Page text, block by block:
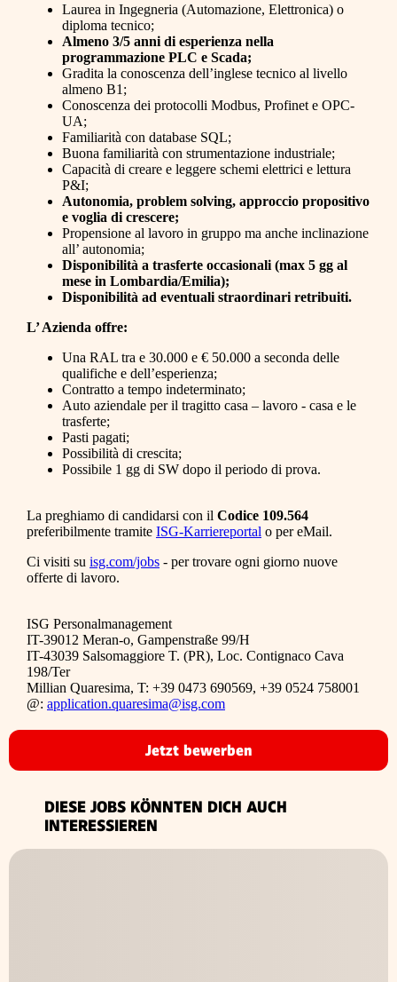
Laurea in Ingegneria (Automazione, Elettronica) o
diploma tecnico;
Almeno 3/5 anni di esperienza nella
programmazione PLC e Scada;
Gradita la conoscenza dell’inglese tecnico al livello
almeno B1;
Conoscenza dei protocolli Modbus, Profinet e OPC-
UA;
Familiarità con database SQL;
Buona familiarità con strumentazione industriale;
Capacità di creare e leggere schemi elettrici e lettura
P&I;
Autonomia, problem solving, approccio propositivo
e voglia di crescere;
Propensione al lavoro in gruppo ma anche inclinazione
all’ autonomia;
Disponibilità a trasferte occasionali (max 5 gg al
mese in Lombardia/Emilia);
Disponibilità ad eventuali straordinari retribuiti.
L’ Azienda offre:
Una RAL tra e 30.000 e € 50.000 a seconda delle
qualifiche e dell’esperienza;
Contratto a tempo indeterminato;
Auto aziendale per il tragitto casa – lavoro - casa e le
trasferte;
Pasti pagati;
Possibilità di crescita;
Possibile 1 gg di SW dopo il periodo di prova.
La preghiamo di candidarsi con il Codice 109.564
preferibilmente tramite ISG-Karriereportal o per eMail.
Ci visiti su isg.com/jobs - per trovare ogni giorno nuove
offerte di lavoro.
ISG Personalmanagement
IT-39012 Meran-o, Gampenstraße 99/H
IT-43039 Salsomaggiore T. (PR), Loc. Contignaco Cava
198/Ter
Millian Quaresima, T: +39 0473 690569, +39 0524 758001
@: application.quaresima@isg.com
Jetzt bewerben
DIESE JOBS KÖNNTEN DICH AUCH
INTERESSIEREN